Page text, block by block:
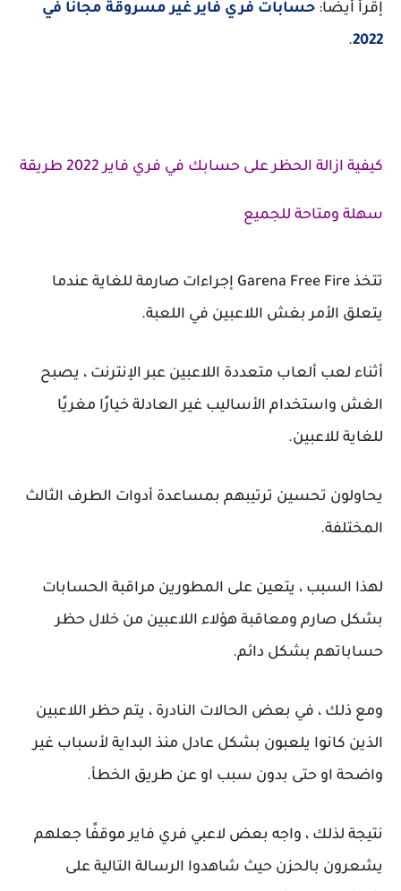
إقرأ أيضا: حسابات فري فاير غير مسروقة مجانا في
2022
.
كيفية ازالة الحظر على حسابك في فري فاير 2022 طريقة
سهلة ومتاحة للجميع
تتخذ Garena Free Fire إجراءات صارمة للغاية عندما
يتعلق الأمر بغش اللاعبين في اللعبة.
أثناء لعب ألعاب متعددة اللاعبين عبر الإنترنت ، يصبح
الغش واستخدام الأساليب غير العادلة خيارًا مغريًا
للغاية للاعبين.
يحاولون تحسين ترتيبهم بمساعدة أدوات الطرف الثالث
المختلفة.
لهذا السبب ، يتعين على المطورين مراقبة الحسابات
بشكل صارم ومعاقبة هؤلاء اللاعبين من خلال حظر
حساباتهم بشكل دائم.
ومع ذلك ، في بعض الحالات النادرة ، يتم حظر اللاعبين
الذين كانوا يلعبون بشكل عادل منذ البداية لأسباب غير
واضحة او حتى بدون سبب او عن طريق الخطأ.
نتيجة لذلك ، واجه بعض لاعبي فري فاير موقفًا جعلهم
يشعرون بالحزن حيث شاهدوا الرسالة التالية على